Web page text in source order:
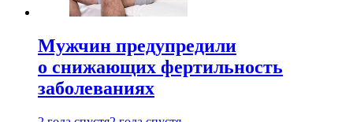
Мужчин предупредили
о снижающих фертильность
заболеваниях